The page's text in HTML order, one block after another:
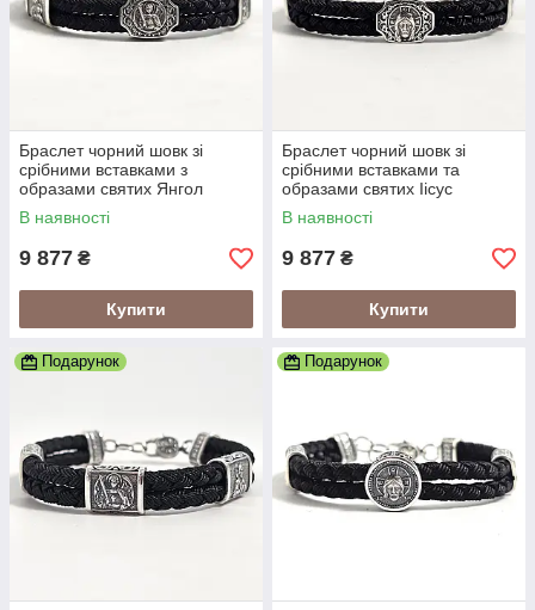
Браслет чорний шовк зі
срібними вставками з
образами святих Янгол
Охоронець
В наявності
9 877 ₴
Купити
Браслет чорний шовк зі
срібними вставками та
образами святих Іісус
Христос
В наявності
9 877 ₴
Купити
Подарунок Подарунок